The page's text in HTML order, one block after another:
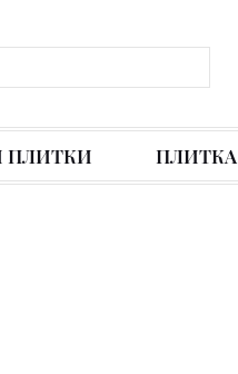
ПЛИТКИ ПЛИТКА